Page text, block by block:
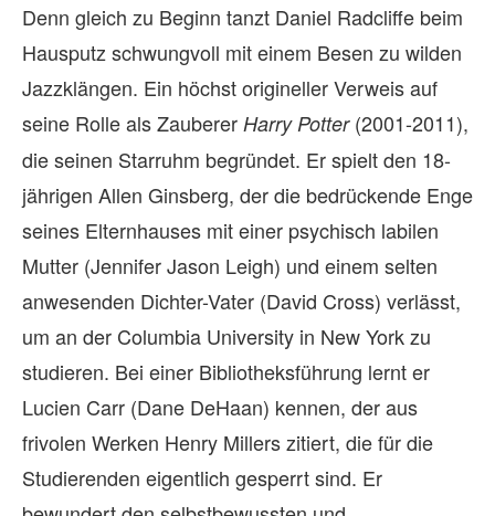
Denn gleich zu Beginn tanzt Daniel Radcliffe beim
Hausputz schwungvoll mit einem Besen zu wilden
Jazzklängen. Ein höchst origineller Verweis auf
seine Rolle als Zauberer Harry Potter(2001-2011),
die seinen Starruhm begründet. Er spielt den 18-
jährigen Allen Ginsberg, der die bedrückende Enge
seines Elternhauses mit einer psychisch labilen
Mutter (Jennifer Jason Leigh) und einem selten
anwesenden Dichter-Vater (David Cross) verlässt,
um an der Columbia University in New York zu
studieren. Bei einer Bibliotheksführung lernt er
Lucien Carr (Dane DeHaan) kennen, der aus
frivolen Werken Henry Millers zitiert, die für die
Studierenden eigentlich gesperrt sind. Er